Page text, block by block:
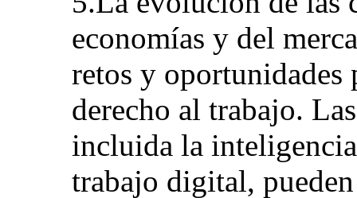
economías y del
retos y oportunidades
derecho al trabajo.
incluida la
trabajo digital,